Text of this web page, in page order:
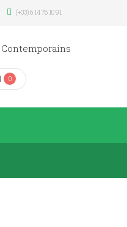
(+33) 6 14 76 10 91
0